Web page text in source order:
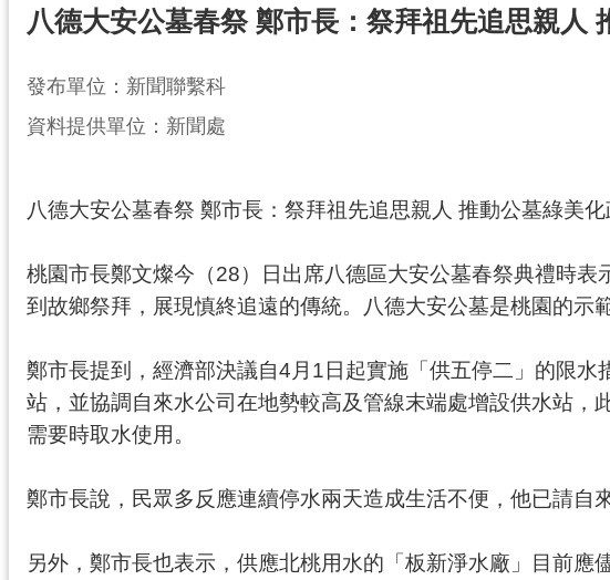
八德大安公墓春祭 鄭市長：祭拜祖先追思親人
發布單位：新聞聯繫科
資料提供單位：新聞處
八德大安公墓春祭 鄭市長：祭拜祖先追思親人 推動公墓綠美
桃園市長鄭文燦今（28）日出席八德區大安公墓春祭典禮時
到故鄉祭拜，展現慎終追遠的傳統。八德大安公墓是桃園的示
鄭市長提到，經濟部決議自4月1日起實施「供五停二」的限
站，並協調自來水公司在地勢較高及管線末端處增設供水站
需要時取水使用。
鄭市長說，民眾多反應連續停水兩天造成生活不便，他已請自
另外，鄭市長也表示，供應北桃用水的「板新淨水廠」目前